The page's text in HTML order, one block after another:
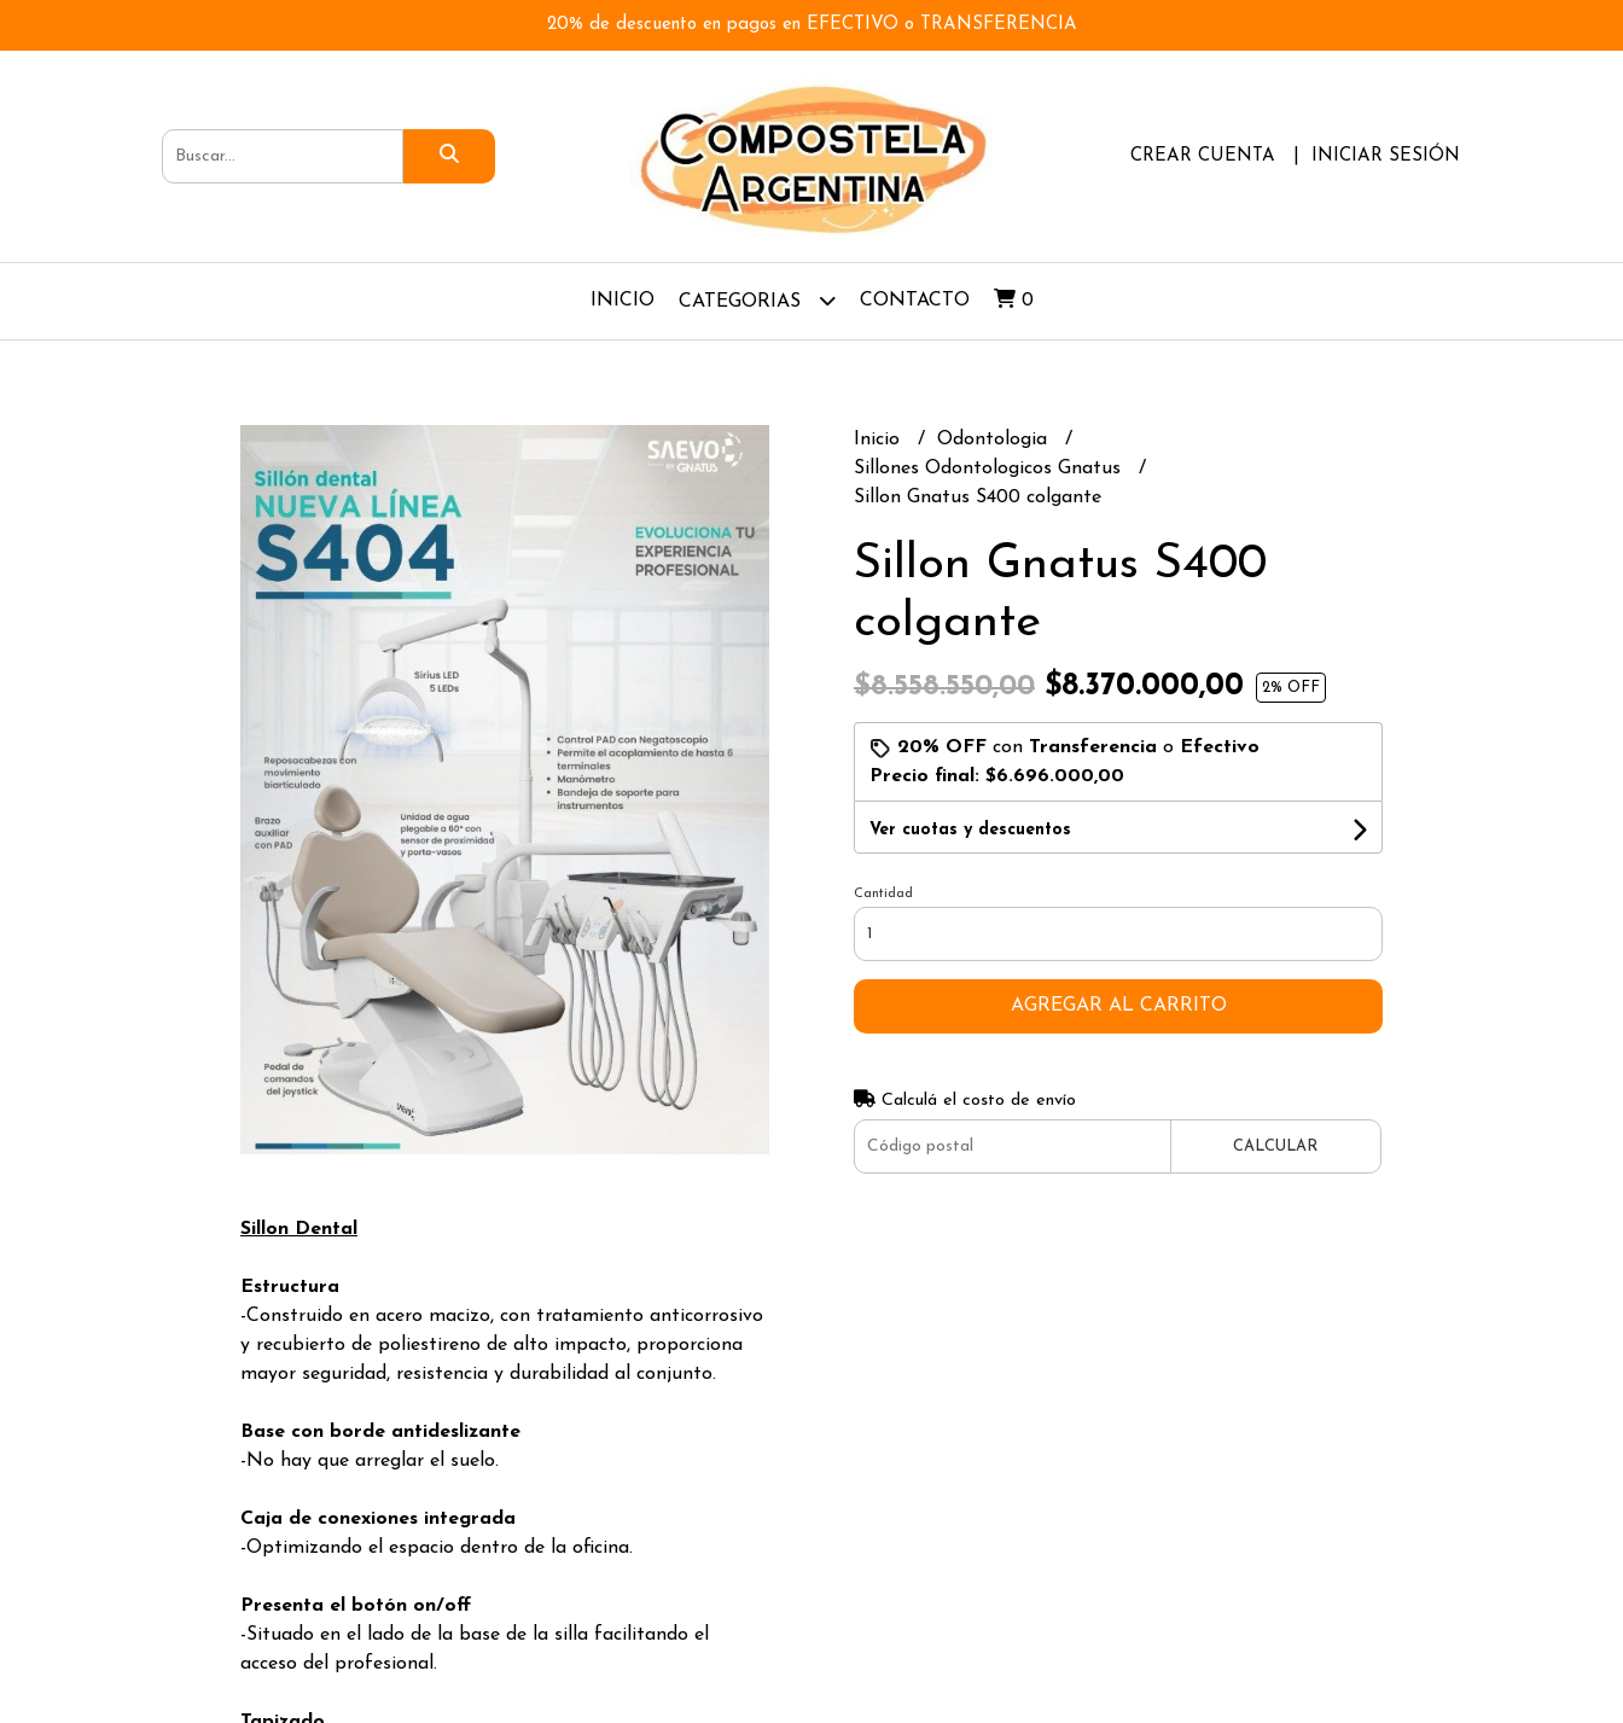
20% de descuento en pagos en EFECTIVO o TRANSFERENCIA
CREAR CUENTA INICIAR SESIÓN
INICIO CATEGORIAS CONTACTO 0
Sillon Dental
Estructura
-Construido en acero macizo, con tratamiento anticorrosivo
y recubierto de poliestireno de alto impacto, proporciona
mayor seguridad, resistencia y durabilidad al conjunto.
Base con borde antideslizante
-No hay que arreglar el suelo.
Caja de conexiones integrada
-Optimizando el espacio dentro de la oficina.
Presenta el botón on/off
-Situado en el lado de la base de la silla facilitando el
acceso del profesional.
Inicio
Odontologia
Sillones Odontologicos Gnatus
Sillon Gnatus S400 colgante
Sillon Gnatus S400
colgante
$8.558.550,00 $8.370.000,00 2% OFF
20% OFF con Transferencia o Efectivo
Precio final: $6.696.000,00
Ver cuotas y descuentos
Cantidad
AGREGAR AL CARRITO
Calculá el costo de envío
CALCULAR